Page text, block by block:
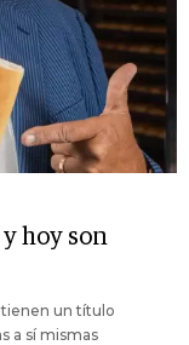
hoy son
tienen un título
a sí mismas